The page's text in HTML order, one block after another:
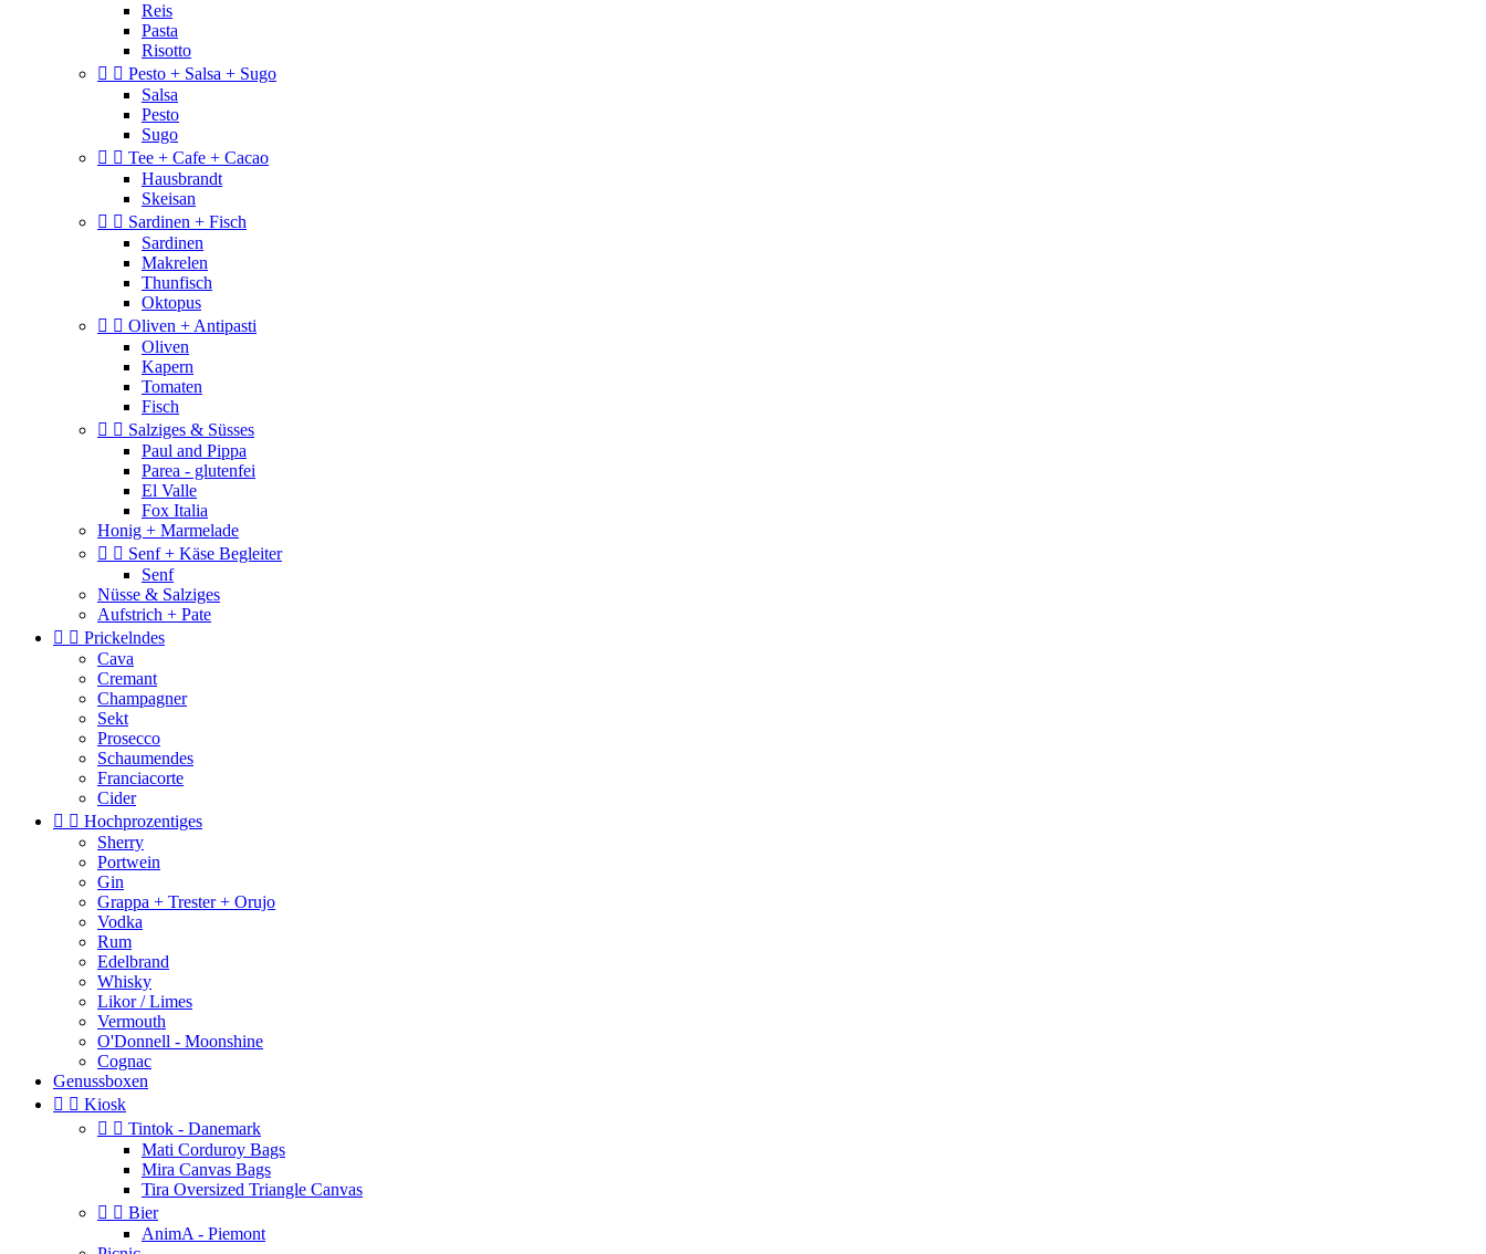
Reis
Pasta
Risotto
  Pesto + Salsa + Sugo
Salsa
Pesto
Sugo
  Tee + Cafe + Cacao
Hausbrandt
Skeisan
  Sardinen + Fisch
Sardinen
Makrelen
Thunfisch
Oktopus
  Oliven + Antipasti
Oliven
Kapern
Tomaten
Fisch
  Salziges & Süsses
Paul and Pippa
Parea - glutenfei
El Valle
Fox Italia
Honig + Marmelade
  Senf + Käse Begleiter
Senf
Nüsse & Salziges
Aufstrich + Pate
  Prickelndes
Cava
Cremant
Champagner
Sekt
Prosecco
Schaumendes
Franciacorte
Cider
  Hochprozentiges
Sherry
Portwein
Gin
Grappa + Trester + Orujo
Vodka
Rum
Edelbrand
Whisky
Likor / Limes
Vermouth
O'Donnell - Moonshine
Cognac
Genussboxen
  Kiosk
  Tintok - Danemark
Mati Corduroy Bags
Mira Canvas Bags
Tira Oversized Triangle Canvas
  Bier
AnimA - Piemont